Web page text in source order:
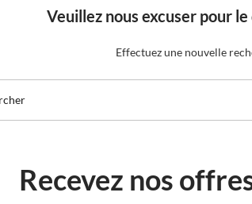
Veuillez nous excuser pour
Effectuez une nouvelle
Recevez nos